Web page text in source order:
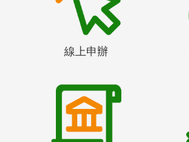
線上申辦